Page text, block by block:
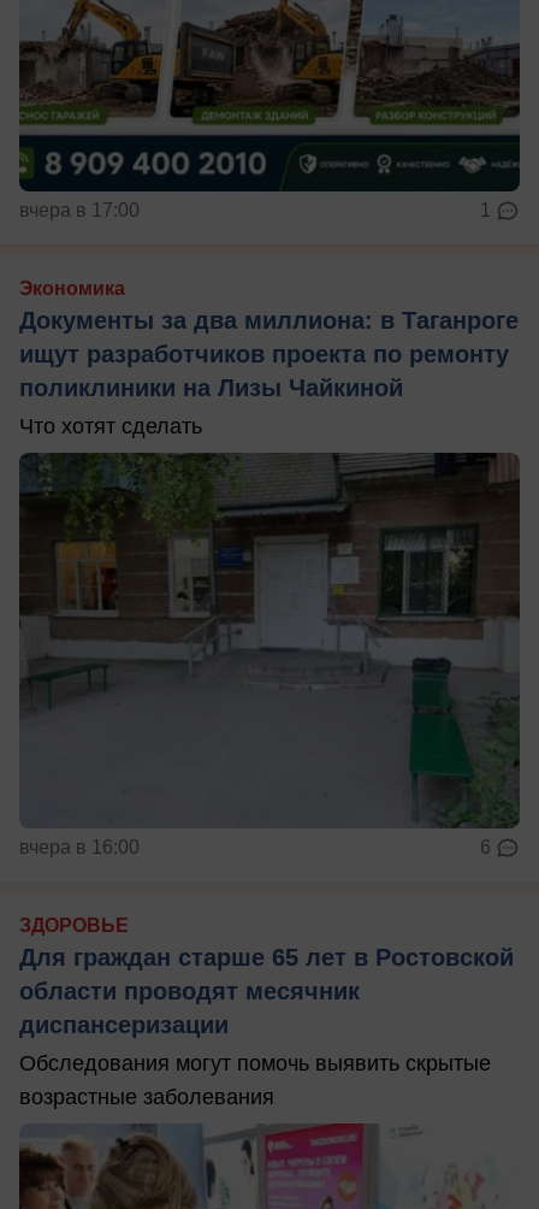
вчера в 17:00 1
Экономика
Документы за два миллиона: в Таганроге
ищут разработчиков проекта по ремонту
поликлиники на Лизы Чайкиной
Что хотят сделать
вчера в 16:00 6
ЗДОРОВЬЕ
Для граждан старше 65 лет в Ростовской
области проводят месячник
диспансеризации
Обследования могут помочь выявить скрытые
возрастные заболевания